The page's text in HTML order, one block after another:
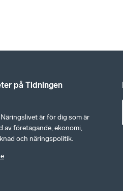
på Tidningen
är för dig som är
av företagande, ekonomi,
och näringspolitik.